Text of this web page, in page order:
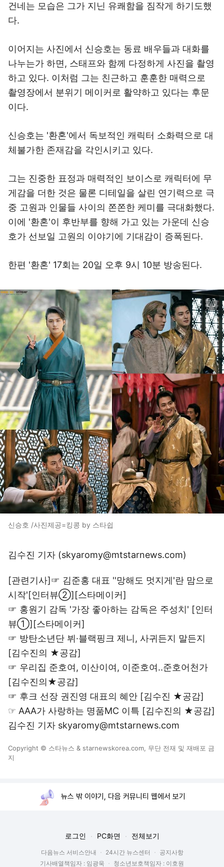
건네는 모습은 그가 지닌 유쾌함을 짐작게 하기도했
다.
이어지는 사진에서 신승호는 동료 배우들과 대화를
나누는가 하면, 스태프와 함께 다정하게 사진을 촬영
하고 있다. 이처럼 그는 친근하고 훈훈한 매력으로
촬영장에서 분위기 메이커로 활약하고 있다는 후문
이다.
신승호는 '환혼'에서 독보적인 캐릭터 소화력으로 대
체불가한 존재감을 각인시키고 있다.
그는 진중한 표정과 매력적인 보이스로 캐릭터에 무
게감을 더한 것은 물론 디테일을 살린 연기력으로 극
중 고원과 인물들 사이의 쫀쫀한 케미를 극대화했다.
이에 '환혼'이 후반부를 향해 가고 있는 가운데 신승
호가 선보일 고원의 이야기에 기대감이 증폭된다.
한편 '환혼' 17회는 20일 오후 9시 10분 방송된다.
신승호 /사진제공=킹콩 by 스타쉽
김수진 기자 (skyaromy@mtstarnews.com)
[관련기사]☞ 김준홍 대표 ''망해도 멋지게'란 맘으로
시작'[인터뷰②][스타메이커]
☞ 홍원기 감독 '가장 좋아하는 감독은 주성치' [인터
뷰①][스타메이커]
☞ 방탄소년단 뷔·블랙핑크 제니, 사귀든지 말든지
[김수진의 ★공감]
☞ 우리집 준호여, 이산이여, 이준호여..준호어천가
[김수진의★공감]
☞ 후크 선장 권진영 대표의 혜안 [김수진 ★공감]
☞ AAA가 사랑하는 명품MC 이특 [김수진의 ★공감]
김수진 기자 skyaromy@mtstarnews.com
Copyright © 스타뉴스 & starnewskorea.com, 무단 전재 및 재배포 금
지
뉴스 밖 이야기, 다음 커뮤니티 웹에서 보기
로그인 PC화면 전체보기
다음뉴스 서비스안내 24시간 뉴스센터
공지사항
기사배열책임자 : 임광욱
청소년보호책임자 : 이호원